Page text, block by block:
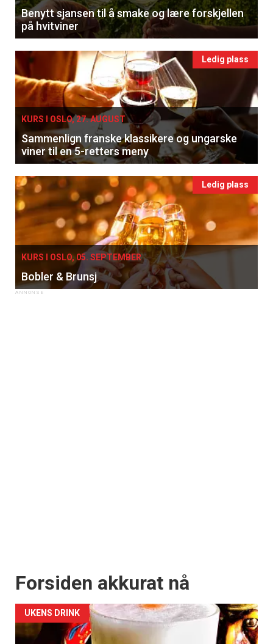
Benytt sjansen til å smake og lære forskjellen
på hvitviner
Ledig plass
KURS I OSLO, 27. AUGUST
Sammenlign franske klassikere og ungarske
viner til en 5-retters meny
Ledig plass
KURS I OSLO, 05. SEPTEMBER
Bobler & Brunsj
Forsiden akkurat nå
UKENS DRINK